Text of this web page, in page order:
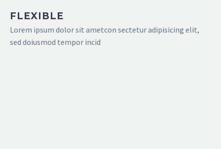
FLEXIBLE
Lorem ipsum dolor sit ametcon sectetur adipisicing elit,
sed doiusmod tempor incid